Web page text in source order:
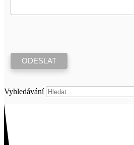
Vyhledávání